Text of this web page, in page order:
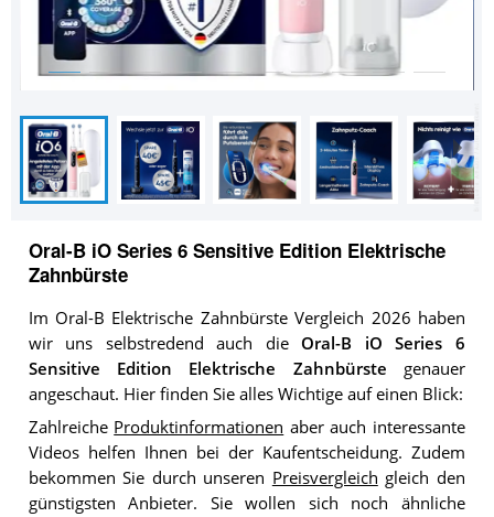
Oral-B iO Series 6 Sensitive Edition Elektrische
Zahnbürste
Im Oral-B Elektrische Zahnbürste Vergleich 2026 haben
wir uns selbstredend auch dieOral-B iO Series 6
Sensitive Edition Elektrische Zahnbürste genauer
angeschaut. Hier finden Sie alles Wichtige auf einen Blick:
Zahlreiche Produktinformationen aber auch interessante
Videos helfen Ihnen bei der Kaufentscheidung. Zudem
bekommen Sie durch unseren Preisvergleich gleich den
günstigsten Anbieter. Sie wollen sich noch ähnliche